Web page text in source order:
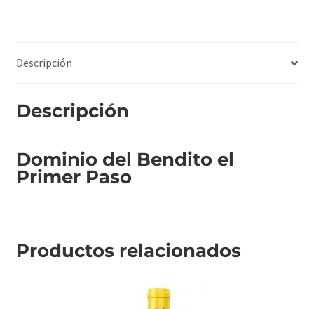
Descripción
Descripción
Dominio del Bendito el
Primer Paso
Productos relacionados